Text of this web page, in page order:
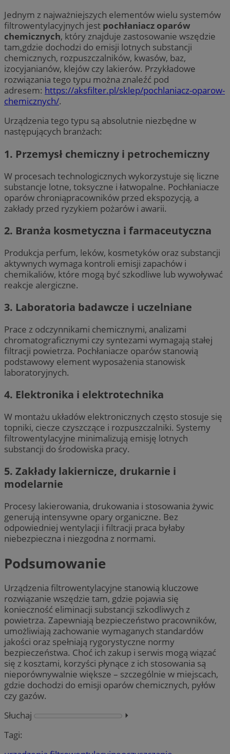
Jednym z najważniejszych elementów wielu systemów
filtrowentylacyjnych jest pochłaniacz oparów
chemicznych, który znajduje zastosowanie wszędzie
tam,gdzie dochodzi do emisji lotnych substancji
chemicznych, rozpuszczalników, kwasów, baz,
izocyjanianów, klejów czy lakierów. Przykładowe
rozwiązania tego typu można znaleźć pod
adresem: https://aksfilter.pl/sklep/pochlaniacz-oparow-
chemicznych/.
Urządzenia tego typu są absolutnie niezbędne w
następujących branżach:
1. Przemysł chemiczny i petrochemiczny
W procesach technologicznych wykorzystuje się liczne
substancje lotne, toksyczne i łatwopalne. Pochłaniacze
oparów chroniąpracowników przed ekspozycją, a
zakłady przed ryzykiem pożarów i awarii.
2. Branża kosmetyczna i farmaceutyczna
Produkcja perfum, leków, kosmetyków oraz substancji
aktywnych wymaga kontroli emisji zapachów i
chemikaliów, które mogą być szkodliwe lub wywoływać
reakcje alergiczne.
3. Laboratoria badawcze i uczelniane
Prace z odczynnikami chemicznymi, analizami
chromatograficznymi czy syntezami wymagają stałej
filtracji powietrza. Pochłaniacze oparów stanowią
podstawowy element wyposażenia stanowisk
laboratoryjnych.
4. Elektronika i elektrotechnika
W montażu układów elektronicznych często stosuje się
topniki, ciecze czyszczące i rozpuszczalniki. Systemy
filtrowentylacyjne minimalizują emisję lotnych
substancji do środowiska pracy.
5. Zakłady lakiernicze, drukarnie i
modelarnie
Procesy lakierowania, drukowania i stosowania żywic
generują intensywne opary organiczne. Bez
odpowiedniej wentylacji i filtracji praca byłaby
niebezpieczna i niezgodna z normami.
Podsumowanie
Urządzenia filtrowentylacyjne stanowią kluczowe
rozwiązanie wszędzie tam, gdzie pojawia się
konieczność eliminacji substancji szkodliwych z
powietrza. Zapewniają bezpieczeństwo pracowników,
umożliwiają zachowanie wymaganych standardów
jakości oraz spełniają rygorystyczne normy
bezpieczeństwa. Choć ich zakup i serwis mogą wiązać
się z kosztami, korzyści płynące z ich stosowania są
nieporównywalnie większe – szczególnie w miejscach,
gdzie dochodzi do emisji oparów chemicznych, pyłów
czy gazów.
Słuchaj
⏵︎
Tagi: